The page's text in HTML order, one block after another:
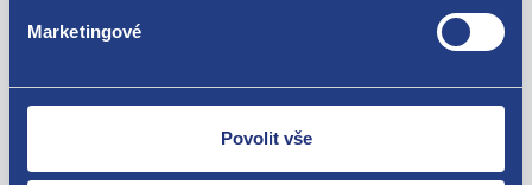
Marketingové
Povolit vše
Nejste spokojeni? Vyřešíme to!
Zboží můžete vrátit do 60 dnů od